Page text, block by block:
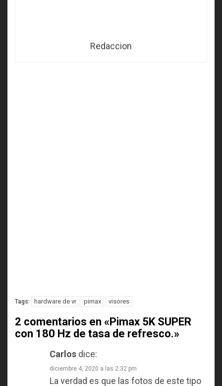
Redaccion
Tags: hardware de vr pimax visores
2 comentarios en «Pimax 5K SUPER
con 180 Hz de tasa de refresco.»
Carlos dice:
diciembre 4, 2020 a las 2:32 pm
La verdad es que las fotos de este tipo